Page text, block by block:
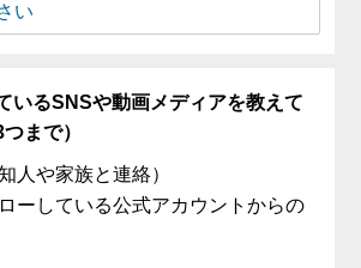
いるSNSや動画メディアを教えて
まで）
人や家族と連絡）
ーしている公式アカウントからの